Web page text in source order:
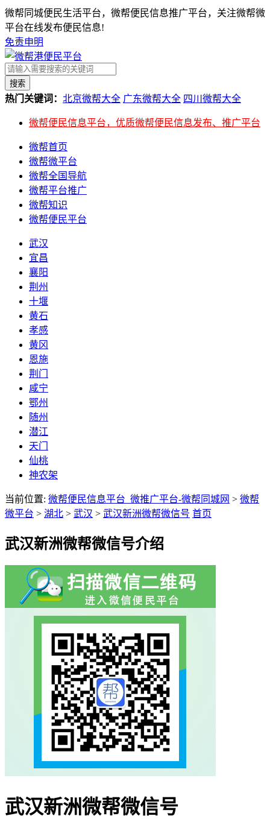
微帮同城便民生活平台，微帮便民信息推广平台，关注微帮微
平台在线发布便民信息!
免责申明
搜索
热门关键词： 北京微帮大全 广东微帮大全 四川微帮大全
微帮便民信息平台，优质微帮便民信息发布、推广平台
微帮首页
微帮微平台
微帮全国导航
微帮平台推广
微帮知识
微帮便民平台
武汉
宜昌
襄阳
荆州
十堰
黄石
孝感
黄冈
恩施
荆门
咸宁
鄂州
随州
潜江
天门
仙桃
神农架
当前位置: 微帮便民信息平台_微推广平台-微帮同城网 > 微帮
微平台 > 湖北 > 武汉 > 武汉新洲微帮微信号 首页
武汉新洲微帮微信号介绍
武汉新洲微帮微信号